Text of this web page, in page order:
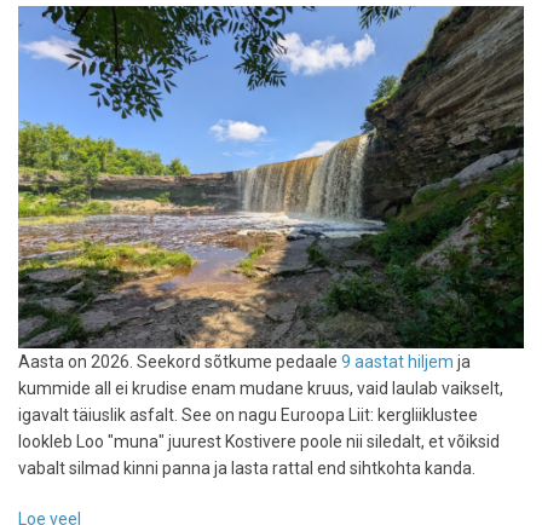
Aasta on 2026. Seekord sõtkume pedaale 9 aastat hiljem ja
kummide all ei krudise enam mudane kruus, vaid laulab vaikselt,
igavalt täiuslik asfalt. See on nagu Euroopa Liit: kergliiklustee
lookleb Loo "muna" juurest Kostivere poole nii siledalt, et võiksid
vabalt silmad kinni panna ja lasta rattal end sihtkohta kanda.
Loe veel